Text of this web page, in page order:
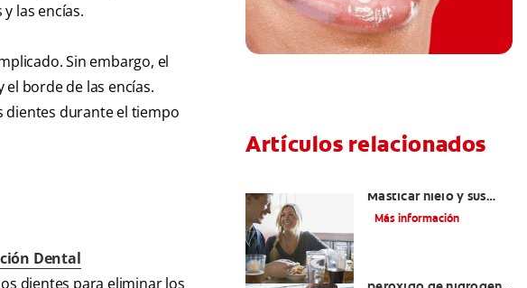
las encías.
Sin embargo, el
borde de las encías.
dientes durante el tiempo
Dental
dientes para eliminar los
Artículos relacionados
Masticar hielo y sus
dientes
Más información